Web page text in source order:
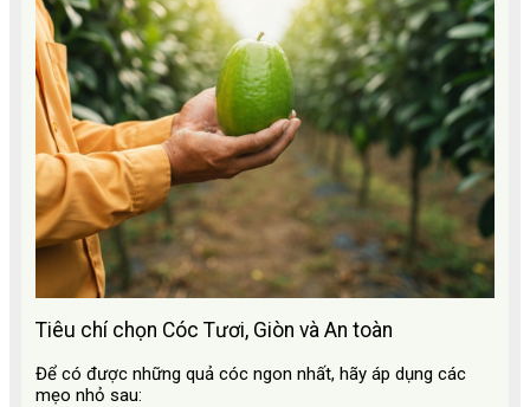
Tiêu chí chọn Cóc Tươi, Giòn và An toàn
Để có được những quả cóc ngon nhất, hãy áp dụng các
mẹo nhỏ sau: